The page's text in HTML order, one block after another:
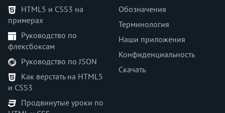
HTML5 и CSS3 на
примерах
Руководство по
флексбоксам
Руководство по JSON
Как верстать на HTML5
и CSS3
Продвинутые уроки по
Обозначения
Терминология
Наши приложения
Конфиденциальность
Скачать